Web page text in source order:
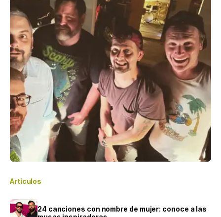
Artículos
24 canciones con nombre de mujer: conoce a las